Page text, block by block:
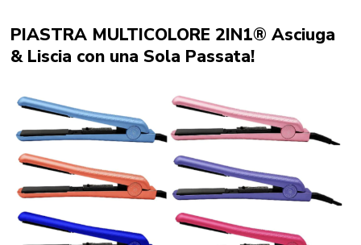
PIASTRA MULTICOLORE 2IN1® Asciuga
& Liscia con una Sola Passata!